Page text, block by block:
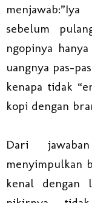
sebelum
ngopinya
uangnya pas-
kenapa tidak
kopi dengan
Dari
menyimpulkan
kenal dengan